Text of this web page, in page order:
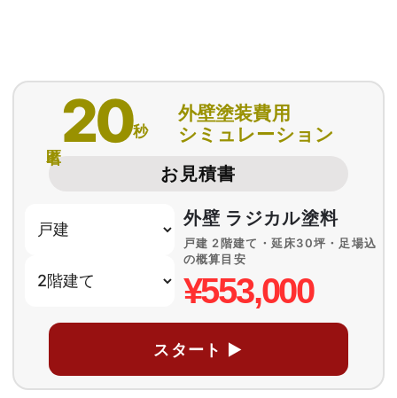
20秒
外壁塗装費用
シミュレーション
お見積書
外壁 ラジカル塗料
戸建 2階建て・延床30坪・足場込
の概算目安
¥553,000
スタート ▶